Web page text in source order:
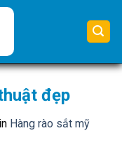
đẹp
in Hàng rào sắt mỹ